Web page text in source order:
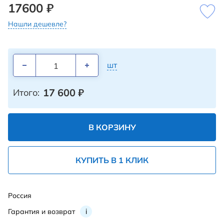
17600 ₽
Нашли дешевле?
шт
Итого: 17 600 ₽
В КОРЗИНУ
КУПИТЬ В 1 КЛИК
Гарантия и возврат i
Россия